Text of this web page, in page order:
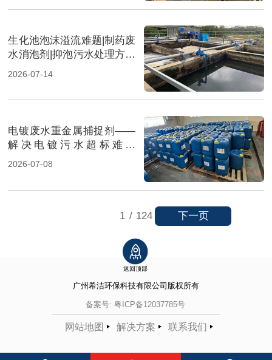
生化池泡沫溢流难题|制药废
水消泡剂|抑泡污水处理方案
（图）
2026-07-14
电镀废水重金属捕捉剂——
解决电镀污水超标难题
（图）
2026-07-08
1 / 124 下一页
返回顶部
广州希洁环保科技有限公司 版权所有
备案号: 粤ICP备12037785号
网站地图 解决方案 联系我们